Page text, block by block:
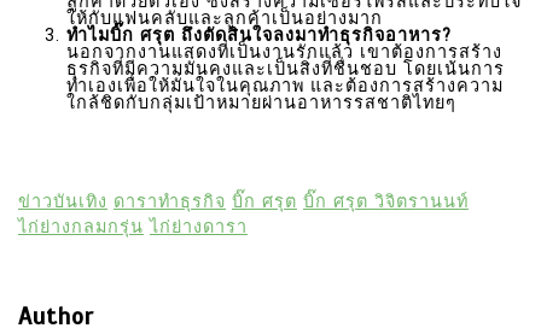
ให้กับแฟนคลับและลูกค้าเป็นอย่างมาก
ทำไมบิ๊ก ศรุต ถึงตัดสินใจลงมาทำธุรกิจอาหาร?
นอกจากงานแสดงที่เป็นงานรักแล้ว เขาต้องการสร้าง
ธุรกิจที่มีความมั่นคงและเป็นสิ่งที่ชื่นชอบ โดยเน้นการ
ทำเองเพื่อให้มั่นใจในคุณภาพ และต้องการสร้างความ
ใกล้ชิดกับกลุ่มเป้าหมายผ่านอาหารรสชาติไทยๆ
ข่าวบันเทิง ดาราทำธุรกิจ บิ๊ก ศรุต บิ๊ก ศรุต วิจิตรานนท์
ไก่ย่างกลมกรุ่น ไก่ย่างดารา
Author